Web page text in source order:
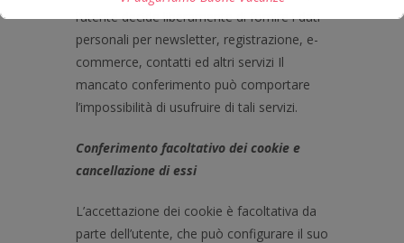
l’utente decide liberamente di fornire i dati
personali per newsletter, registrazione, e-
commerce, contatti ed altri servizi Il
mancato conferimento può comportare
l’impossibilità di usufruire di tali servizi.
Conferimento facoltativo dei cookie e
cancellazione di essi
L’accettazione dei cookie è facoltativa da
parte dell’utente, che può configurare il suo
Questo si chiuderà in